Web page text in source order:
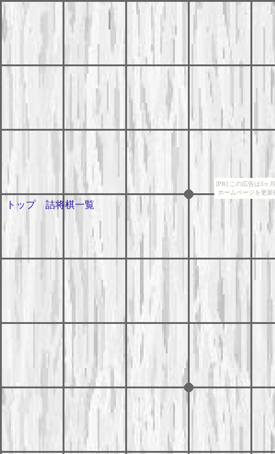
[PR] この広告は3ヶ
ホームページを更
トップ 詰将棋一覧